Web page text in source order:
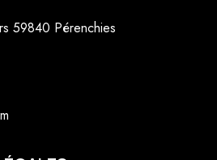
59840 Pérenchies